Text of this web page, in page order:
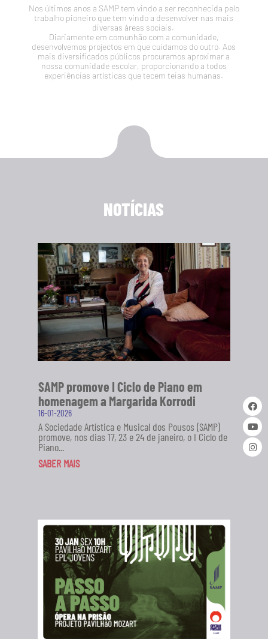
Nos últimos anos a SAMP tem vindo a ser reconhecida pelo
trabalho pioneiro que tem vindo a desenvolver nas mais
diversas áreas sociais.
Diariamente em comunhão com a comunidade,
desenvolvemos projectos em que cuidamos do outro. Aos
mais diversificados públicos procuramos aproximar a
nossa comunidade escolar, proporcionando a todos
experiências artísticas que tecem teias humanas.
NOTÍCIAS
SAMP promove I Ciclo de Piano em
homenagem a Margarida Korrodi
16-01-2026
A Sociedade Artística e Musical dos Pousos (SAMP)
promove, nos dias 17, 23 e 24 de janeiro, o I Ciclo de
Piano...
SABER MAIS